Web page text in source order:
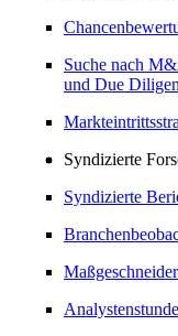
Suche nach
und Due
Syndizierte
Syndizierte